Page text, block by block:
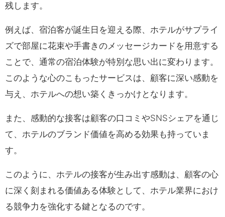
残します。
例えば、宿泊客が誕生日を迎える際、ホテルがサプライ
ズで部屋に花束や手書きのメッセージカードを用意する
ことで、通常の宿泊体験が特別な思い出に変わります。
このような心のこもったサービスは、顧客に深い感動を
与え、ホテルへの想い築くきっかけとなります。
また、感動的な接客は顧客の口コミやSNSシェアを通じ
て、ホテルのブランド価値を高める効果も持っていま
す。
このように、ホテルの接客が生み出す感動は、顧客の心
に深く刻まれる価値ある体験として、ホテル業界におけ
る競争力を強化する鍵となるのです。
接客・接遇・サービス力向上のホスピタリティ研修